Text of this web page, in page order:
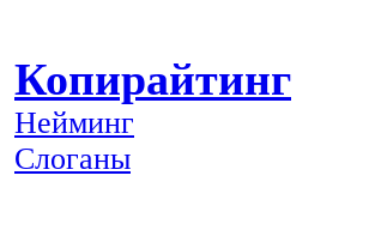
Копирайтинг
Нейминг
Слоганы